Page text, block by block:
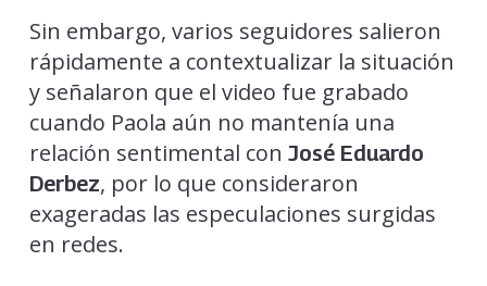
Sin embargo, varios seguidores salieron
rápidamente a contextualizar la situación
y señalaron que el video fue grabado
cuando Paola aún no mantenía una
relación sentimental con José Eduardo
Derbez, por lo que consideraron
exageradas las especulaciones surgidas
en redes.